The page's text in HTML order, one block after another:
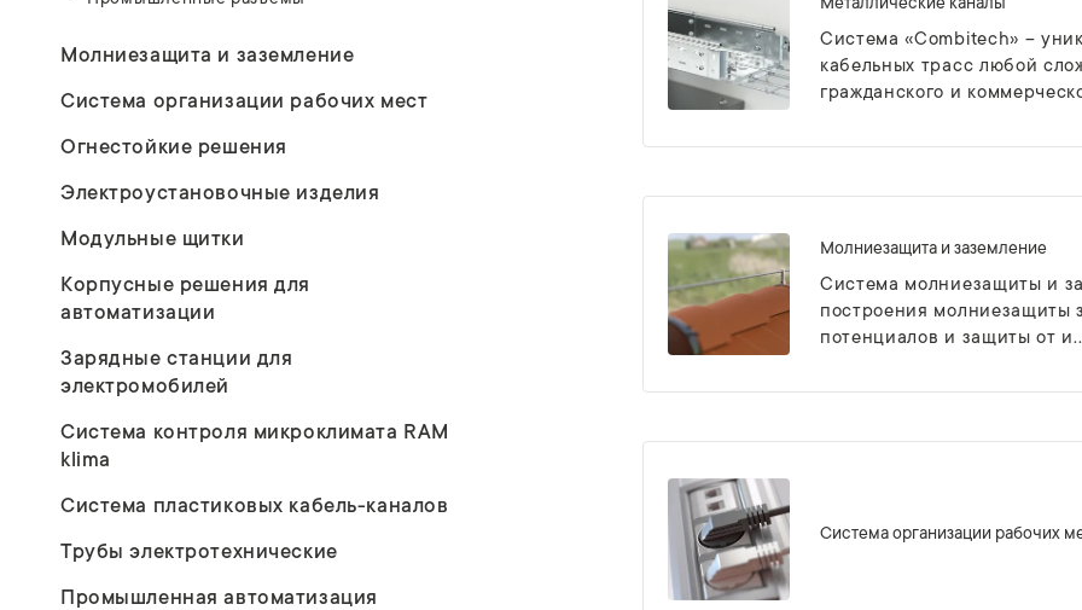
Молниезащита и заземление
Система организации рабочих мест
Огнестойкие решения
Электроустановочные изделия
Модульные щитки
Корпусные решения для
автоматизации
Зарядные станции для
электромобилей
Система контроля микроклимата RAM
klima
Система пластиковых кабель-каналов
Трубы электротехнические
Промышленная автоматизация
Система «Combitech» –
кабельных трасс любой
гражданского и
Молниезащита и заземление
Система молниезащиты и
построения молниезащиты
потенциалов и защиты от
Система организации рабочих